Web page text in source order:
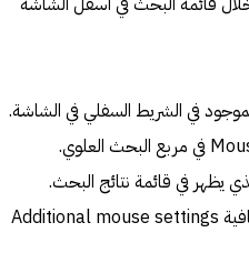
في الشريط السفلي في الشاشة.
يظهر في قائمة نتائج البحث.
الانتقال إلى الإعدادات الإضافية Additional mouse settings